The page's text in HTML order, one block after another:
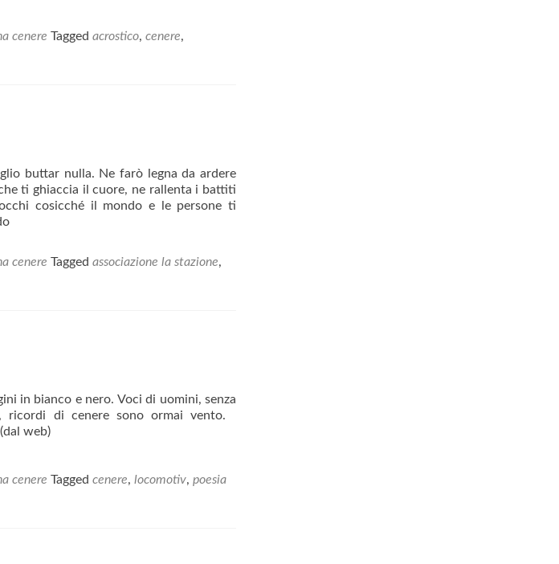
cenere Tagged acrostico, cenere,
buttar nulla. Ne farò legna da ardere
ti ghiaccia il cuore, ne rallenta i battiti
cosicché il mondo e le persone ti
cenere Tagged associazione la stazione,
in bianco e nero. Voci di uomini, senza
ricordi di cenere sono ormai vento.
web)
cenere Tagged cenere, locomotiv, poesia